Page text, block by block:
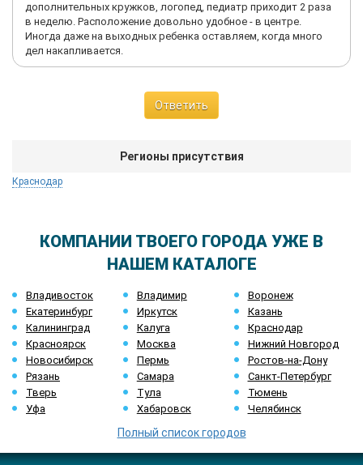
дополнительных кружков, логопед, педиатр приходит 2 раза
в неделю. Расположение довольно удобное - в центре.
Иногда даже на выходных ребенка оставляем, когда много
дел накапливается.
Ответить
Регионы присутствия
Краснодар
КОМПАНИИ ТВОЕГО ГОРОДА УЖЕ В
НАШЕМ КАТАЛОГЕ
Владивосток Владимир
Воронеж
Екатеринбург
Иркутск
Казань
Калининград
Калуга
Краснодар
Красноярск
Москва
Нижний Новгород
Новосибирск
Пермь
Ростов-на-Дону
Рязань
Самара
Санкт-Петербург
Тверь
Тула
Тюмень
Уфа
Хабаровск Челябинск
Полный список городов